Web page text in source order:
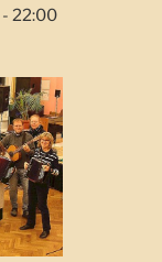
- 22:00